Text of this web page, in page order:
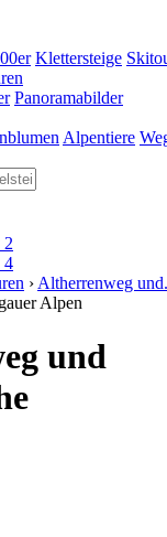
Klettersteige
Panoramabilder
Alpentiere
› Altherrenweg
Alpen
und